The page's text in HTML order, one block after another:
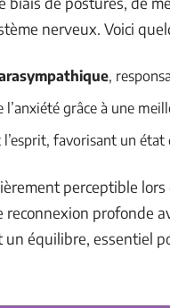
nerveux. Voici
,
l’anxiété grâce à une
favorisant un
perceptible lors
profonde
un équilibre, essentiel